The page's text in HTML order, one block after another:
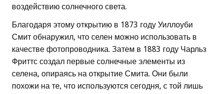
воздействию солнечного света.
Благодаря этому открытию в 1873 году Уиллоуби
Смит обнаружил, что селен можно использовать в
качестве фотопроводника. Затем в 1883 году Чарльз
Фриттс создал первые солнечные элементы из
селена, опираясь на открытие Смита. Они были
похожи на те, что используются сегодня, с той лишь